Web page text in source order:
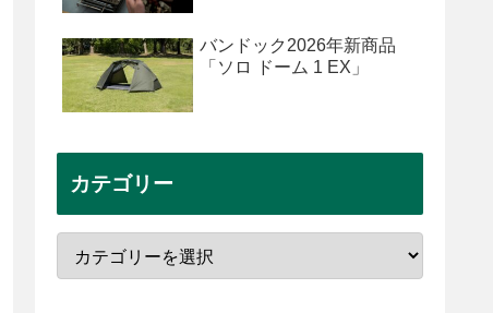
バンドック2026年新商品
「ソロ ドーム 1 EX」
カテゴリー